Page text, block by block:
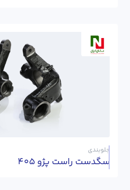
جلوبندی
سگدست راست پژو 405